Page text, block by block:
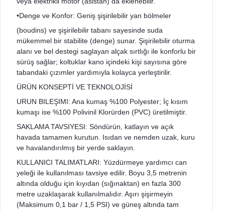
•Denge ve Konfor: Geniş şişirilebilir yan bölmeler
(boudins) ve şişirilebilir tabanı sayesinde suda
mükemmel bir stabilite (denge) sunar. Şişirilebilir oturma
alanı ve bel destegi saglayan alçak sırtlığı ile konforlu bir
sürüş sağlar; koltuklar kano içindeki kişi sayısına göre
tabandaki çızımler yardımıyla kolayca yerleştirilir.
ÜRÜN KONSEPTİ VE TEKNOLOJİSİ
URUN BILEŞIMI: Ana kumaş %100 Polyester; İç kısım
kumaşı ise %100 Polivinil Klorürden (PVC) üretilmiştir.
SAKLAMA TAVSIYESI: Söndürün, katlayın ve açık
havada tamamen kurutun. Isıdan ve nemden uzak, kuru
ve havalandırılmış bir yerde saklayın.
KULLANICI TALIMATLARI: Yüzdürmeye yardımcı can
yeleği ile kullanılması tavsiye edilir. Boyu 3,5 metrenin
altında olduğu için kıyıdan (sığınaktan) en fazla 300
metre uzaklaşarak kullanılmalıdır. Aşırı şişirmeyin
(Maksimum 0,1 bar / 1,5 PSI) ve güneş altında tam